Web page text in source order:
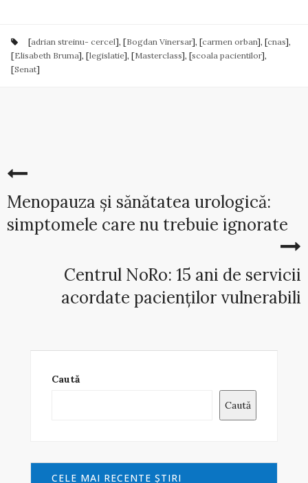
[adrian streinu- cercel], [Bogdan Vinersar], [carmen orban], [cnas],
[Elisabeth Bruma], [legislatie], [Masterclass], [scoala pacientilor],
[Senat]
Menopauza și sănătatea urologică:
simptomele care nu trebuie ignorate
Centrul NoRo: 15 ani de servicii
acordate pacienților vulnerabili
Caută
Caută
CELE MAI RECENTE ŞTIRI